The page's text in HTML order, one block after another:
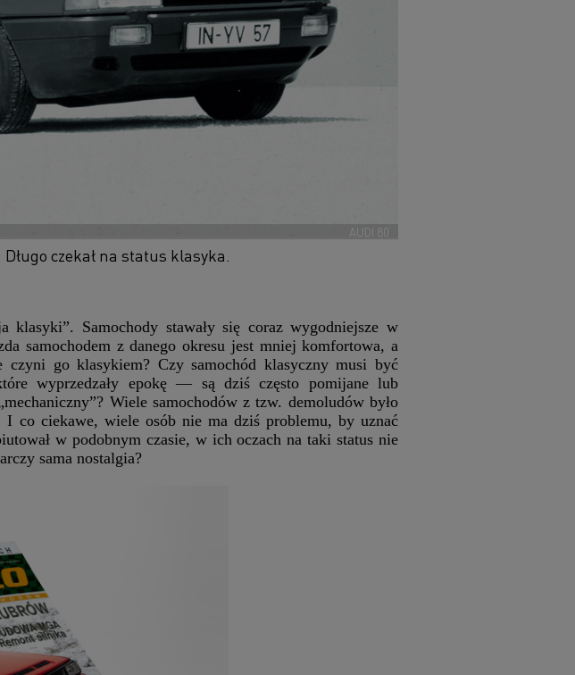
AUDI 80
czekał na status klasyka.
klasyki”. Samochody stawały się coraz wygodniejsze w
samochodem z danego okresu jest mniej komfortowa, a
czyni go klasykiem? Czy samochód klasyczny musi być
wyprzedzały epokę — są dziś często pomijane lub
Wiele samochodów z tzw. demoludów było
I co ciekawe, wiele osób nie ma dziś problemu, by uznać
w podobnym czasie, w ich oczach na taki status nie
sama nostalgia?